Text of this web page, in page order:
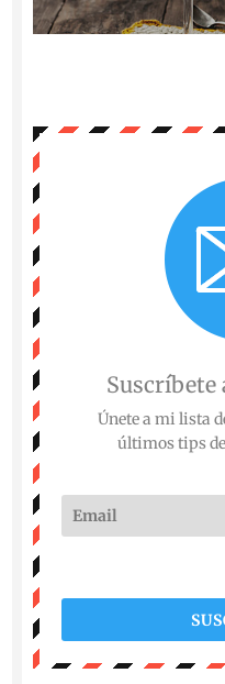
Suscríbete
Únete a mi lista
últimos tips